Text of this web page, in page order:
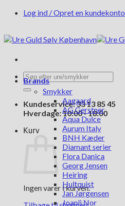
FortsætLog ind / Opret en kundekonto
Søg
efter:
Kundeservice: 33 13 85 45
Hverdage: 10:00 - 18:00
Kurv
Ingen varer i kurven.
Brands
Smykker
Aagaard
AG Gerstner
Aqua Dulce
Aurum Italy
BNH Kæder
Diamant serier
Flora Danica
Georg Jensen
Heiring
Hultquist
Jan Jørgensen
Joanli Nor